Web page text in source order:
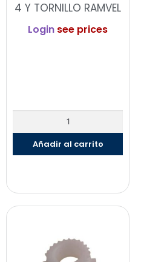
4 Y TORNILLO RAMVEL
Login see prices
Añadir al carrito